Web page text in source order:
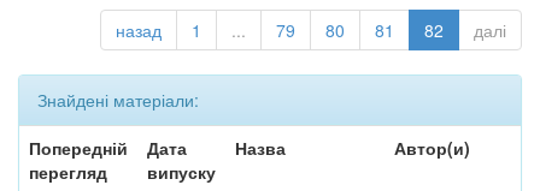
назад 1 ... 79 80 81 82 далі
Знайдені матеріали:
Попередній
перегляд
Дата
випуску
Назва Автор(и)